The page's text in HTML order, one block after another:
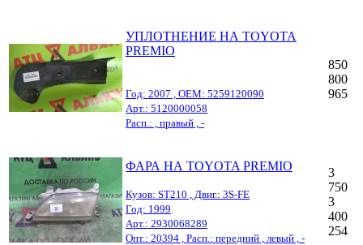
УПЛОТНЕНИЕ НА TOYOTA
PREMIO
Год: 2007 , OEM: 5259120090
Арт.: 5120000058
Расп.: , правый , -
850
800
965
ФАРА НА TOYOTA PREMIO
Кузов: ST210 , Двиг.: 3S-FE
Год: 1999
Арт.: 2930068289
Опт.: 20394 , Расп.: передний , левый , -
3
750
3
400
254